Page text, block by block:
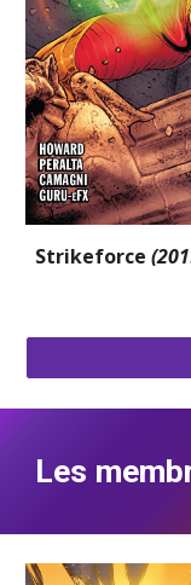
Strikeforce
Les